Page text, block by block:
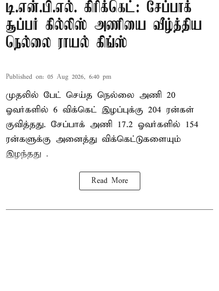
டி.என்.பி.எல். கிரிக்கெட்: சேப்பாக்
சூப்பர் கில்லிஸ் அணியை வீழ்த்திய
நெல்லை ராயல் கிங்ஸ்
Published on: 05 Aug 2026, 6:40 pm
முதலில் பேட் செய்த நெல்லை அணி 20
ஓவர்களில் 6 விக்கெட் இழப்புக்கு 204 ரன்கள்
குவித்தது. சேப்பாக் அணி 17.2 ஓவர்களில் 154
ரன்களுக்கு அனைத்து விக்கெட்டுகளையும்
இழந்தது .
Read More